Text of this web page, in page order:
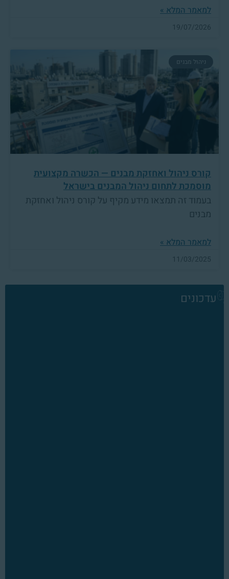
למאמר המלא »
19/07/2026
ניהול מבנים
קורס ניהול ואחזקת מבנים — הכשרה מקצועית
מוסמכת לתחום ניהול המבנים בישראל
בעמוד זה תמצאו מידע מקיף על קורס ניהול ואחזקת
מבנים
למאמר המלא »
11/03/2025
עדכונים